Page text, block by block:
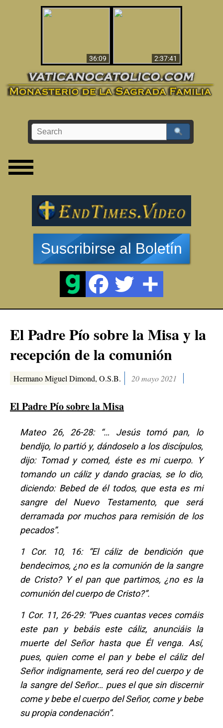
36:09
2:37:41
Suscribirse al Boletín
El Padre Pío sobre la Misa y la
recepción de la comunión
Hermano Miguel Dimond, O.S.B. 20 mayo 2021
El Padre Pío sobre la Misa
Mateo 26, 26-28: “… Jesús tomó pan, lo
bendijo, lo partió y, dándoselo a los discípulos,
dijo: Tomad y comed, éste es mi cuerpo. Y
tomando un cáliz y dando gracias, se lo dio,
diciendo: Bebed de él todos, que esta es mi
sangre del Nuevo Testamento, que será
derramada por muchos para remisión de los
pecados”.
1 Cor. 10, 16: “El cáliz de bendición que
bendecimos, ¿no es la comunión de la sangre
de Cristo? Y el pan que partimos, ¿no es la
comunión del cuerpo de Cristo?”.
1 Cor. 11, 26-29: “Pues cuantas veces comáis
este pan y bebáis este cáliz, anunciáis la
muerte del Señor hasta que Él venga. Así,
pues, quien come el pan y bebe el cáliz del
Señor indignamente, será reo del cuerpo y de
la sangre del Señor… pues el que sin discernir
come y bebe el cuerpo del Señor, come y bebe
su propia condenación”.